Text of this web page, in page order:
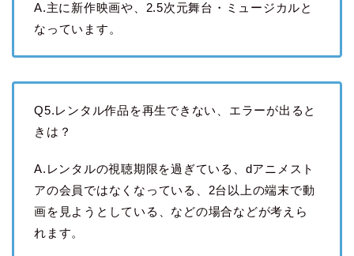
A.主に新作映画や、2.5次元舞台・ミュージカルと
なっています。
Q5.レンタル作品を再生できない、エラーが出ると
きは？
A.レンタルの視聴期限を過ぎている、dアニメスト
アの会員ではなくなっている、2台以上の端末で動
画を見ようとしている、などの場合などが考えら
れます。